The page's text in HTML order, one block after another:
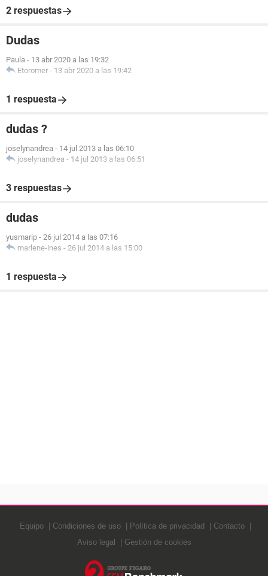
2 respuestas
Dudas
Paula - 13 abr 2020 a las 19:32
Etoromer - 13 abr 2020 a las 19:42
1 respuesta
dudas ?
joselynandrea - 14 jul 2013 a las 06:10
joselynandrea - 14 jul 2013 a las 06:51
3 respuestas
dudas
yusmarip - 26 jul 2014 a las 07:16
marlene-ines - 26 jul 2014 a las 15:00
1 respuesta
Equipo Condiciones de uso Política de privacidad
Contacto
Aviso legal
Gestión de cookies